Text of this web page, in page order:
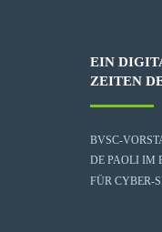
EIN
ZEITEN
BVSC-
DE PAOLI IM
FÜR CYBER-